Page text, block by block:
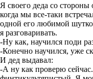
Я своего деда со стороны
когда мы все-таки
одной его любимой
я разговаривать.
-Ну как, научился поди
-Конечно научился, уже
И дед выдавал:
-А ну как проверю